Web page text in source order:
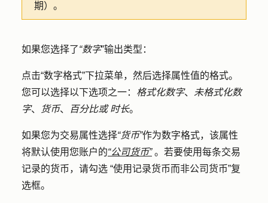
期）。
如果您选择了“数字”输出类型：
点击“数字格式”下拉菜单，然后选择属性值的格式。
您可以选择以下选项之一： 格式化数字、
未格式化数
字、 货币、 百分比或 时长。
如果您为交易属性选择“货币”作为数字格式，该属性
将默认使用您账户的“公司货币”。若要使用每条交易
记录的货币，请勾选 “使用记录货币而非公司货币”复
选框。